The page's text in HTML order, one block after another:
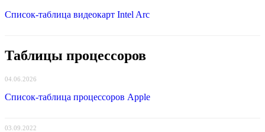
Список-таблица видеокарт Intel Arc
Таблицы процессоров
04.06.2026
Список-таблица процессоров Apple
03.09.2022